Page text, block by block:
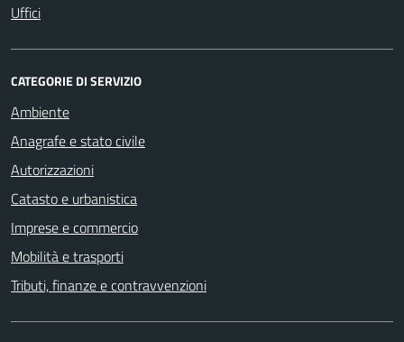
Uffici
CATEGORIE DI SERVIZIO
Ambiente
Anagrafe e stato civile
Autorizzazioni
Catasto e urbanistica
Imprese e commercio
Mobilità e trasporti
Tributi, finanze e contravvenzioni